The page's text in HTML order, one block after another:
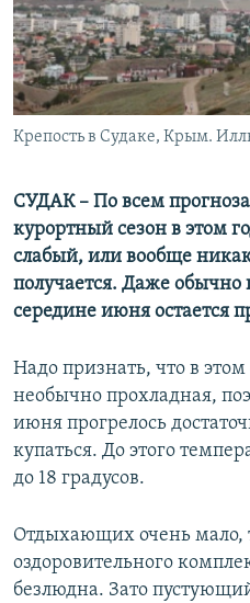
ПОБЕДИТЕЛЕЙ НЕ СУДЯТ?
КРЫМ.НЕПОКОРЕННЫЙ
ELIFBE
УКРАИНСКАЯ ПРОБЛЕМА КРЫМА
ПРИСОЕДИНЯЙТЕСЬ!
Крепость в Судаке, Крым.
СУДАК – По всем
курортный сезон в этом
слабый, или вообще
получается. Даже обычно
середине июня остается
Надо признать, что в этом
необычно прохладная,
июня прогрелось
купаться. До этого
до 18 градусов.
Отдыхающих очень мало,
оздоровительного
безлюдна. Зато